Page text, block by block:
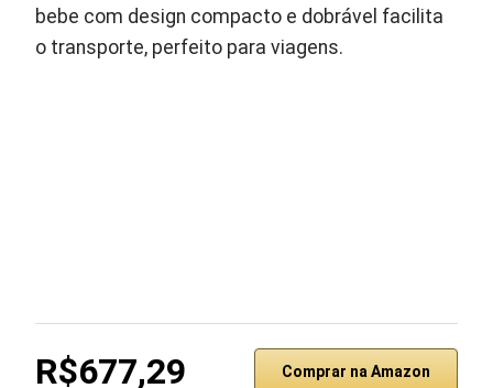
bebe com design compacto e dobrável facilita
o transporte, perfeito para viagens.
R$677,29 Comprar na Amazon